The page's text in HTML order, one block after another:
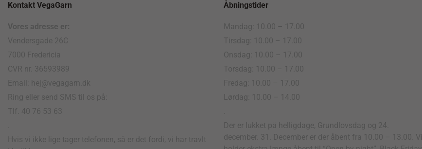
Kontakt VegaGarn
Vores adresse er:
Vendersgade 26C
7000 Fredericia
CVR nr. 36593989
Email: hej@vegagarn.dk
Ring eller send SMS til os på:
Tlf. 40 76 53 63
Hvis vi ikke lige tager telefonen, så er det fordi, vi har travlt
Åbningstider
Mandag: 10.00 – 17.00
Tirsdag: 10.00 – 17.00
Onsdag: 10.00 – 17.00
Torsdag: 10.00 – 17.00
Fredag: 10.00 – 17.00
Lørdag: 10.00 – 14.00
Der er lukket på helligdage, Grundlovsdag og 24.
december. 31. December er der åbent fra 10.00 – 13.00. Vi